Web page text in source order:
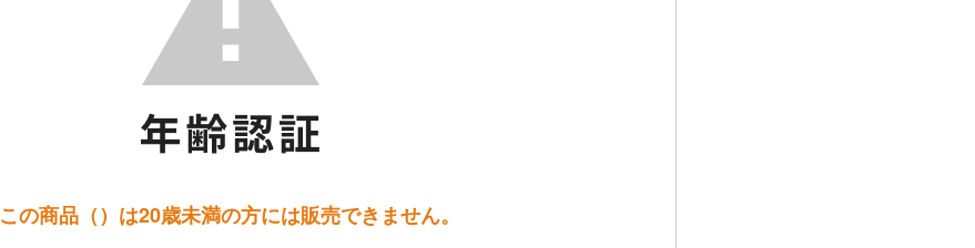
この商品（）は20歳未満の方には販売できません。